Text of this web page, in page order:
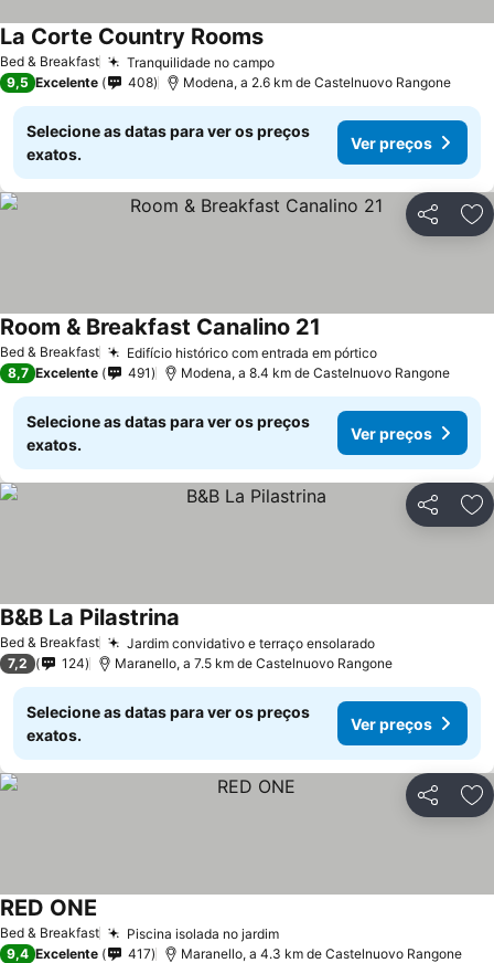
Bed & Breakfast Tranquilidade no campoVer preços
La Corte Country RoomsVer preços
9,5 Excelente 408 Modena, a 2.6 km de Castelnuovo Rangone
Selecione as datas para ver os preços
exatos.
Ver preços
Partilhar
Bed & Breakfast Edifício histórico com entrada em pórticoVer preços
Room & Breakfast Canalino 21
8,7 Excelente 491 Modena, a 8.4 km de Castelnuovo Rangone
Selecione as datas para ver os preços
exatos.
Ver preços
Partilhar
Bed & Breakfast Jardim convidativo e terraço ensolaradoVer preços
B&B La Pilastrina
7,2 124 Maranello, a 7.5 km de Castelnuovo Rangone
Selecione as datas para ver os preços
exatos.
Ver preços
Partilhar
Bed & Breakfast Piscina isolada no jardimVer preços
RED ONE
9,4 Excelente 417 Maranello, a 4.3 km de Castelnuovo Rangone